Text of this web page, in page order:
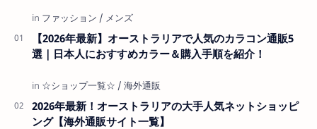
【2026年最新】オーストラリアで人気のカラコン通販5
選｜日本人におすすめカラー＆購入手順を紹介！
2026年最新！オーストラリアの大手人気ネットショッピ
ング【海外通販サイト一覧】